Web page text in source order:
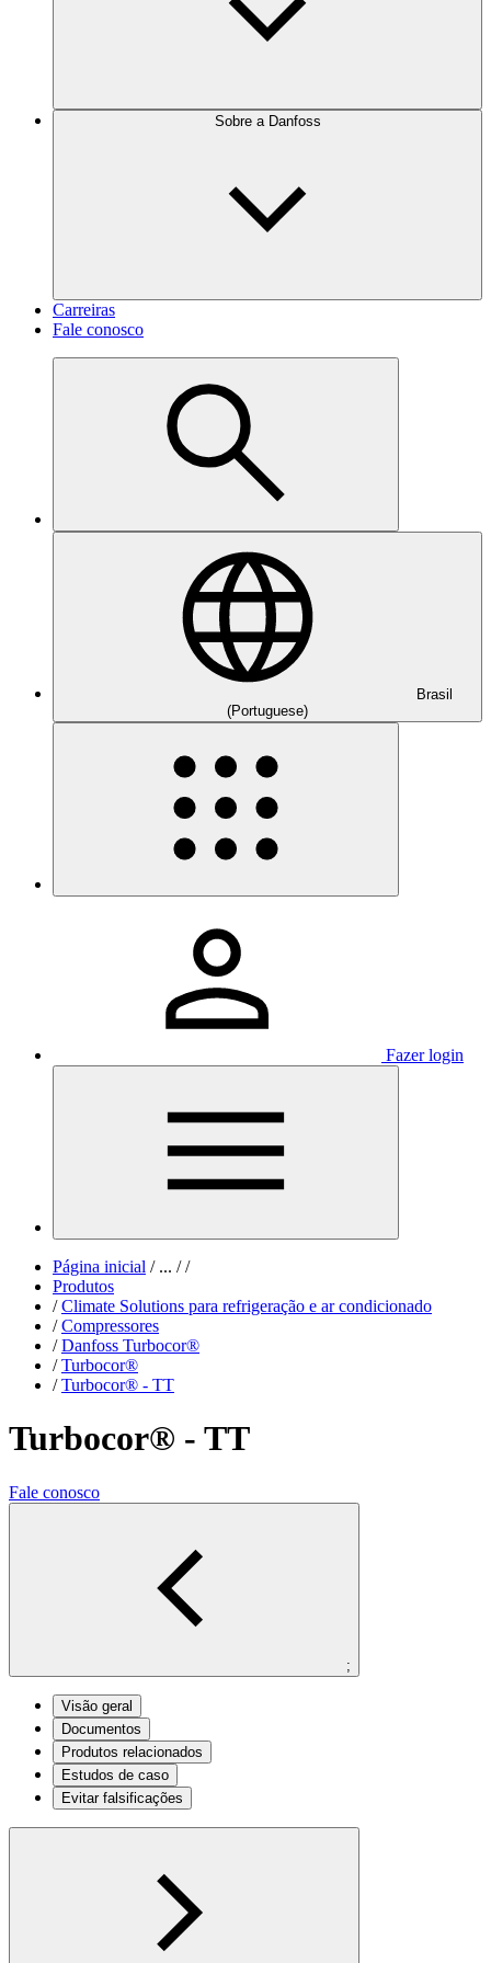
Sobre a Danfoss
Carreiras
Fale conosco
Brasil
(Portuguese)
Fazer login
Página inicial /... / /
Produtos
/ Climate Solutions para refrigeração e ar condicionado
/ Compressores
/ Danfoss Turbocor®
/ Turbocor®
/ Turbocor® - TT
Turbocor® - TT
Fale conosco
;
Visão geral
Documentos
Produtos relacionados
Estudos de caso
Evitar falsificações